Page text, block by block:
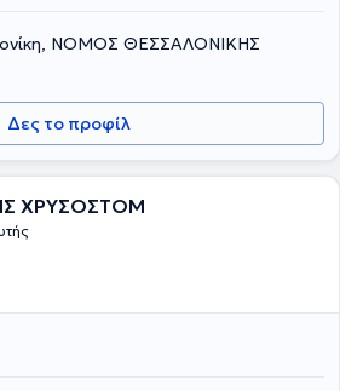
ΝΟΜΟΣ ΘΕΣΣΑΛΟΝΙΚΗΣ
Δες το προφίλ
ΧΡΥΣΟΣΤΟΜ